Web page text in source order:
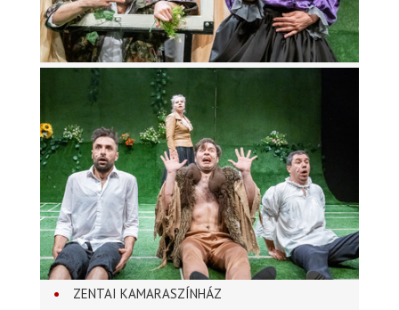
ZENTAI KAMARASZÍNHÁZ